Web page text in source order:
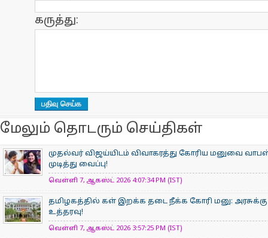
கருத்து:
மேலும் தொடரும் செய்திகள்
முதல்வர் விஜய்யிடம் விவாகரத்து கோரிய மனுவை
முடித்து வைப்பு!
வெள்ளி 7, ஆகஸ்ட் 2026 4:07:34 PM (IST)
தமிழகத்தில் கள் இறக்க தடை நீக்க கோரி மனு:
உத்தரவு!
வெள்ளி 7, ஆகஸ்ட் 2026 3:57:25 PM (IST)